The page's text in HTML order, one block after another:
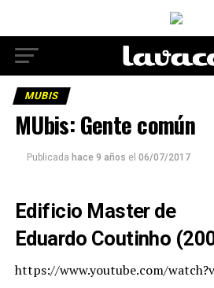
MUBIS
MUbis: Gente común
Publicada hace 9 años el 06/07/2017
Edificio Master de
Eduardo Coutinho
https://www.youtube.com/